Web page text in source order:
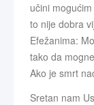
učini
to nije dobra
Efežanima:
tako da
Ako je smrt
Sretan nam